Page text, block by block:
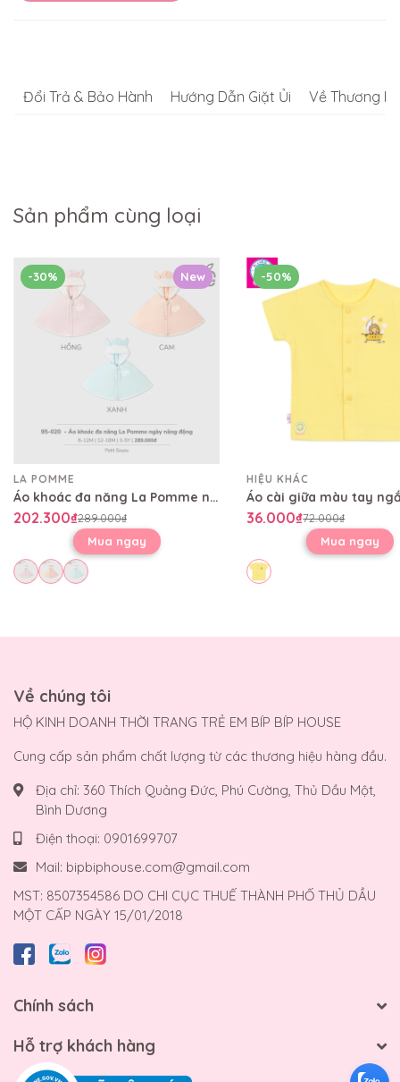
Đổi Trả & Bảo Hành Hướng Dẫn Giặt Ủi Về Thương
Sản phẩm cùng loại
New
-30%
LA POMME
Áo khoác đa năng La Pomme ngày năng động
202.300₫289.000₫
Mua ngay
-50%
HIỆU KHÁC
36.000₫72.000₫
Mua ngay
Về chúng tôi
HỘ KINH DOANH THỜI TRANG TRẺ EM BÍP BÍP HOUSE
Cung cấp sản phẩm chất lượng từ các thương hiệu hàng đầu.
Địa chỉ: 360 Thích Quảng Đức, Phú Cường, Thủ Dầu Một,
Bình Dương
Điện thoại: 0901699707
Mail: bipbiphouse.com@gmail.com
MST: 8507354586 DO CHI CỤC THUẾ THÀNH PHỐ THỦ DẦU
MỘT CẤP NGÀY 15/01/2018
Chính sách
Hỗ trợ khách hàng